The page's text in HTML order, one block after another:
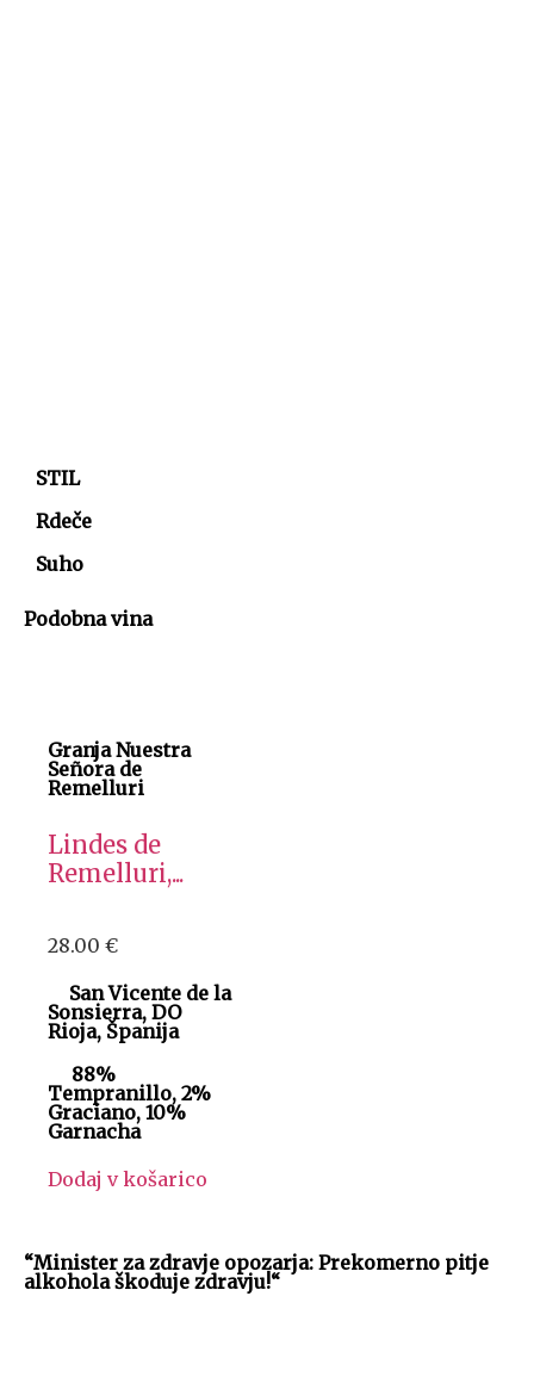
STIL
Rdeče
Suho
Podobna vina
Granja Nuestra
Señora de
Remelluri
Lindes de
Remelluri,...
28.00 €
San Vicente de la
Sonsierra, DO
Rioja, Španija
88%
Tempranillo, 2%
Graciano, 10%
Garnacha
Dodaj v košarico
“Minister za zdravje opozarja: Prekomerno pitje
alkohola škoduje zdravju!“